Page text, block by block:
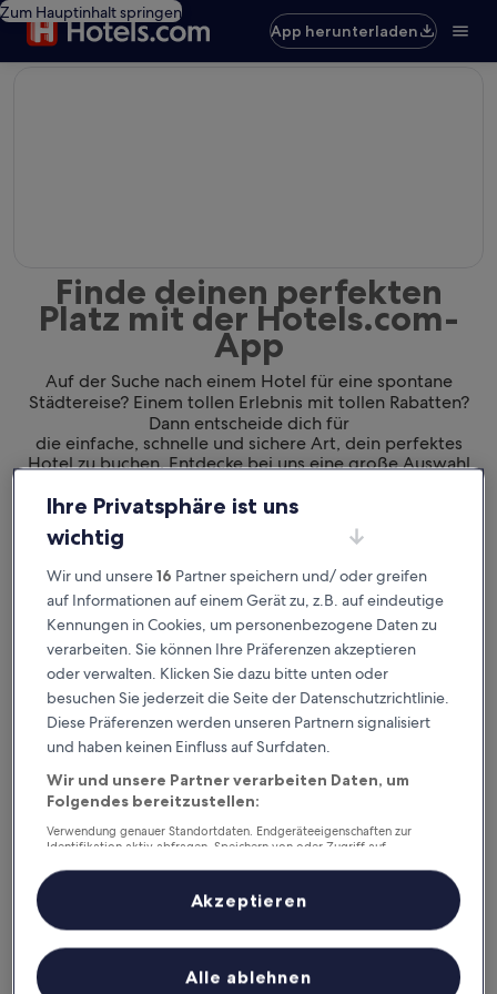
Zum Hauptinhalt springen
App herunterladen
Finde deinen perfekten
Platz mit der Hotels.com-
App
Auf der Suche nach einem Hotel für eine spontane
Städtereise? Einem tollen Erlebnis mit tollen Rabatten?
Dann entscheide dich für
die einfache, schnelle und sichere Art, dein perfektes
Hotel zu buchen. Entdecke bei uns eine große Auswahl
ausgeklügelter Sortier- und Filteroptionen genau die
Unterkunft, die zu dir passt. Wir wollen schließlich sicher
Verfügbar für iOS und Android
Gute Gründe, unsere App
herunterzuladen
Buche jederzeit und überall last minute
Ihre Privatsphäre ist uns
wichtig
Wir und unsere16 Partner speichern und/ oder greifen
auf Informationen auf einem Gerät zu, z.B. auf eindeutige
Kennungen in Cookies, um personenbezogene Daten zu
verarbeiten. Sie können Ihre Präferenzen akzeptieren
oder verwalten. Klicken Sie dazu bitte unten oder
besuchen Sie jederzeit die Seite der Datenschutzrichtlinie.
Diese Präferenzen werden unseren Partnern signalisiert
und haben keinen Einfluss auf Surfdaten.
Wir und unsere Partner verarbeiten Daten, um
Folgendes bereitzustellen:
Verwendung genauer Standortdaten. Endgeräteeigenschaften zur
Identifikation aktiv abfragen. Speichern von oder Zugriff auf
Inhalte, Messung von Werbeleistung und der Performance von Inhalten,
Zielgruppenforschung sowie Entwicklung und Verbesserung von
Liste der Partner (Lieferanten)
Alle ablehnen
Akzeptieren